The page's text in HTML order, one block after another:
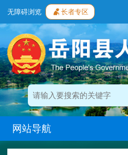
无障碍浏览 长者专区
网站导航